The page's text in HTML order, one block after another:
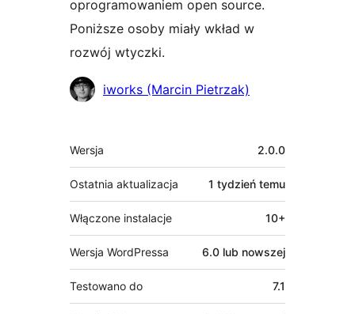
oprogramowaniem open source.
Poniższe osoby miały wkład w
rozwój wtyczki.
Zaangażowani
iworks (Marcin Pietrzak)
Meta
Wersja 2.0.0
Ostatnia aktualizacja 1 tydzień temu
Włączone instalacje 10+
Wersja WordPressa 6.0 lub nowszej
Testowano do 7.1